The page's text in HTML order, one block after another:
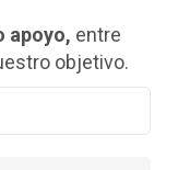
apoyo, entre
objetivo.